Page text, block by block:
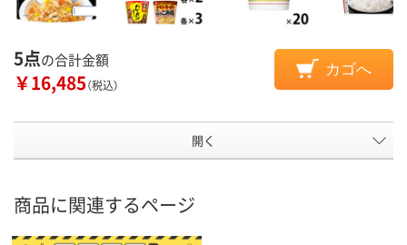
5点の合計金額
￥16,485（税込）
カゴへ
開く
商品に関連するページ